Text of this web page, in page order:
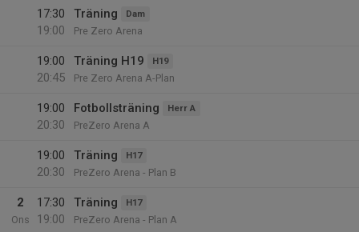
17:30
19:00
Träning Dam
Pre Zero Arena
19:00
20:45
Träning H19 H19
Pre Zero Arena A-Plan
19:00
20:30
Fotbollsträning Herr A
PreZero Arena A
19:00
20:30
Träning H17
PreZero Arena - Plan B
2
Ons
17:30
19:00
Träning H17
PreZero Arena - Plan A